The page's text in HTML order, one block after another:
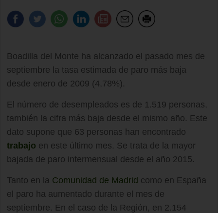
Boadilla del Monte ha alcanzado el pasado mes de
septiembre la tasa estimada de paro más baja
desde enero de 2009 (4,78%).
El número de desempleados es de 1.519 personas,
también la cifra más baja desde el mismo año. Este
dato supone que 63 personas han encontrado
trabajo en este último mes. Se trata de la mayor
bajada de paro intermensual desde el año 2015.
Tanto en la Comunidad de Madrid como en España
el paro ha aumentado durante el mes de
septiembre. En el caso de la Región, en 2.154